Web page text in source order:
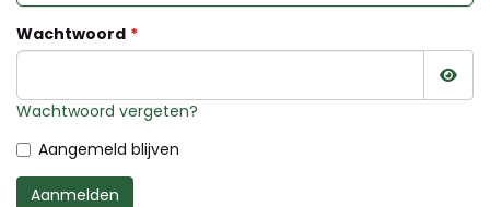
Wachtwoord
Wachtwoord vergeten?
Aangemeld blijven
Aanmelden